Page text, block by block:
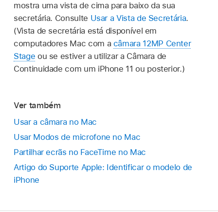
mostra uma vista de cima para baixo da sua
secretária. Consulte Usar a Vista de Secretária.
(Vista de secretária está disponível em
computadores Mac com a câmara 12MP Center
Stage ou se estiver a utilizar a Câmara de
Continuidade com um iPhone 11 ou posterior.)
Ver também
Usar a câmara no Mac
Usar Modos de microfone no Mac
Partilhar ecrãs no FaceTime no Mac
Artigo do Suporte Apple: Identificar o modelo de
iPhone